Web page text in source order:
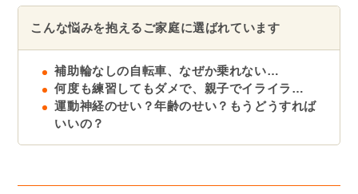
こんな悩みを抱えるご家庭に選ばれています
補助輪なしの自転車、なぜか乗れない…
何度も練習してもダメで、親子でイライラ…
運動神経のせい？年齢のせい？もうどうすれば
いいの？